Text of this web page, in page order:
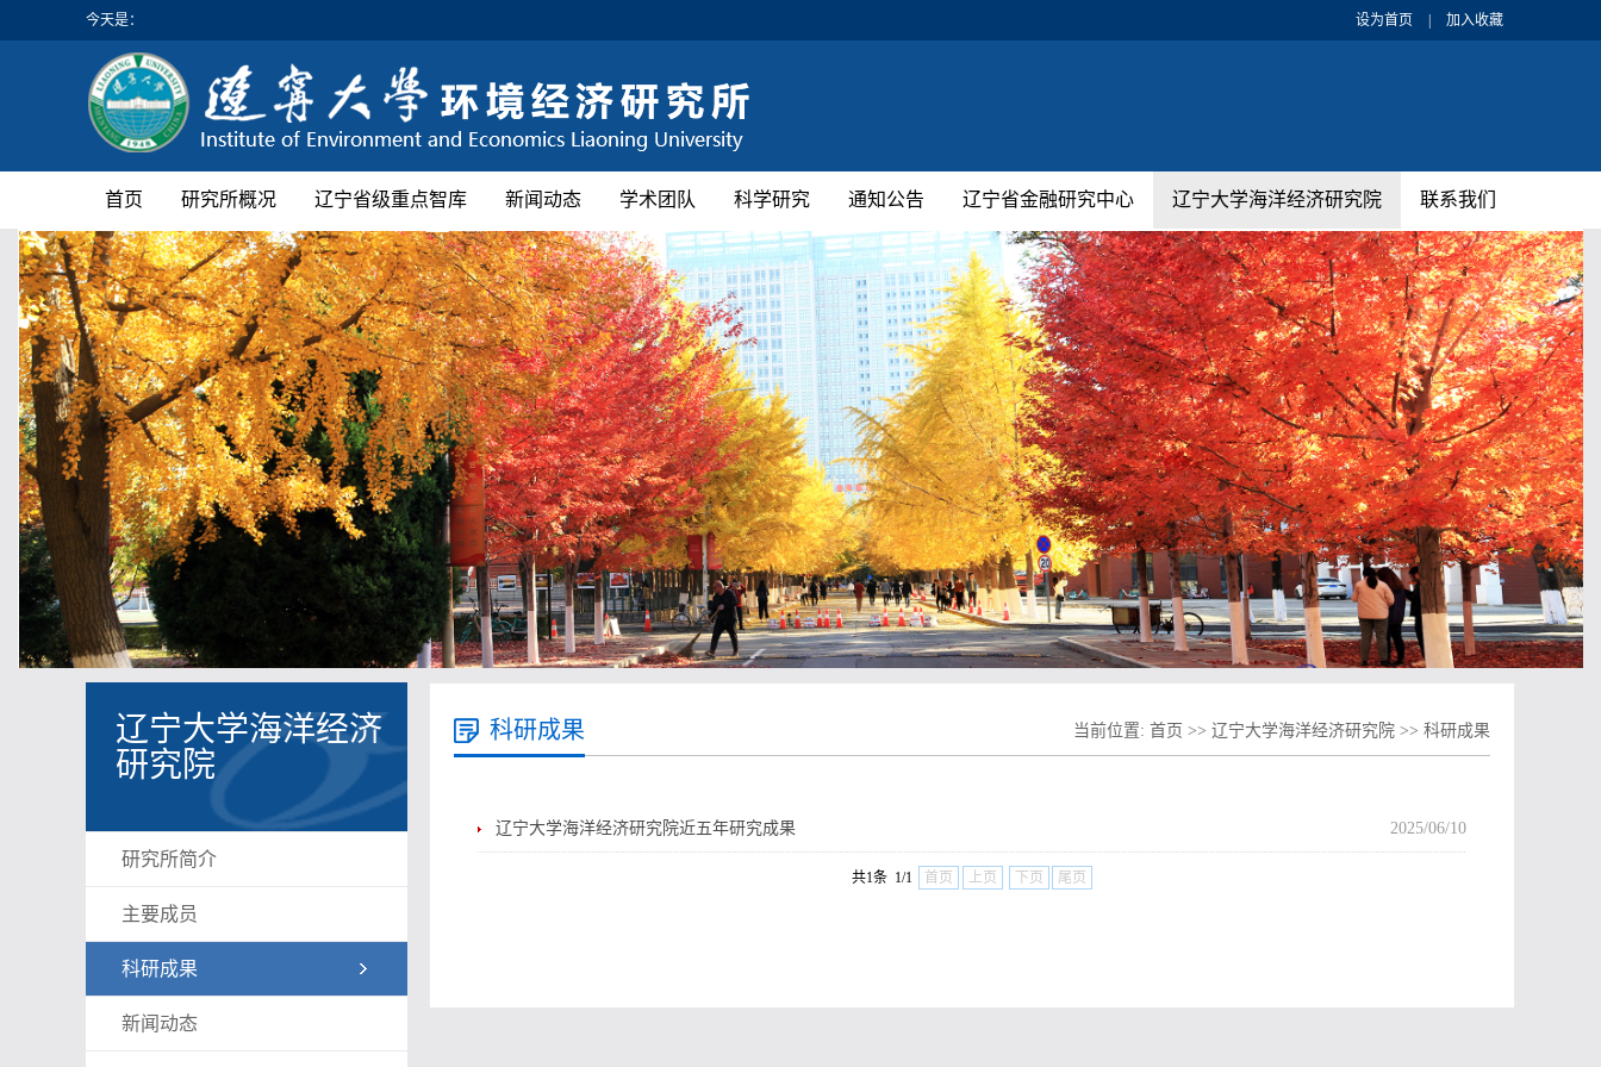
今天是： 设为首页 加入收藏
首页 研究所概况 辽宁省级重点智库 新闻动态 学术团队 科学研究 通知公告 辽宁省金融研究中心 辽宁大学海洋经济研究院 联系我们
辽宁大学海洋经济
研究院
研究所简介
主要成员
科研成果
新闻动态
科研成果 当前位置: 首页 >> 辽宁大学海洋经济研究院 >> 科研成果
辽宁大学海洋经济研究院近五年研究成果 2025/06/10
共1条 1/1 首页 上页 下页 尾页